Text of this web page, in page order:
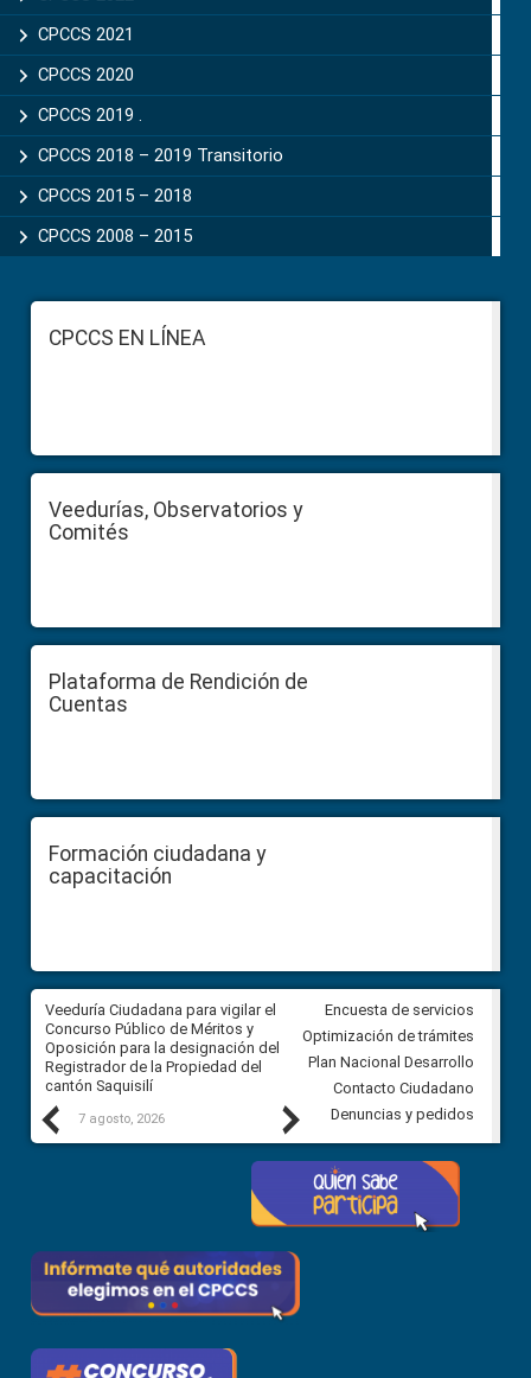
CPCCS 2021
CPCCS 2020
CPCCS 2019 .
CPCCS 2018 – 2019 Transitorio
CPCCS 2015 – 2018
CPCCS 2008 – 2015
FooterCPCCS EN LÍNEA
Veedurías, Observatorios y
Comités
Plataforma de Rendición de
Cuentas
Formación ciudadana y
capacitación
Previous
Veeduría Ciudadana para vigilar el
Concurso Público de Méritos y
Oposición para la designación del
Registrador de la Propiedad del
cantón Saquisilí
7 agosto, 2026
Veeduría Ciudadana para
construcción del asfaltado de
Ballenita del cantón Santa
7 agosto, 2026
Next
Encuesta de servicios
Optimización de trámites
Plan Nacional Desarrollo
Contacto Ciudadano
Denuncias y pedidos